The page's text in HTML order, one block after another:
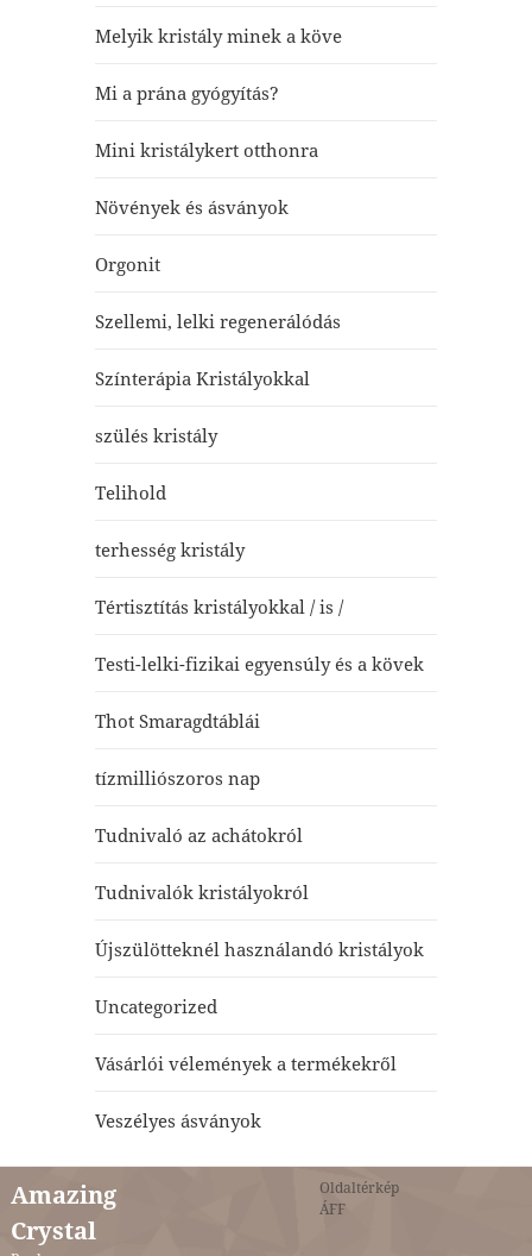
Melyik kristály minek a köve
Mi a prána gyógyítás?
Mini kristálykert otthonra
Növények és ásványok
Orgonit
Szellemi, lelki regenerálódás
Színterápia Kristályokkal
szülés kristály
Telihold
terhesség kristály
Tértisztítás kristályokkal / is /
Testi-lelki-fizikai egyensúly és a kövek
Thot Smaragdtáblái
tízmilliószoros nap
Tudnivaló az achátokról
Tudnivalók kristályokról
Újszülötteknél használandó kristályok
Uncategorized
Vásárlói vélemények a termékekről
Veszélyes ásványok
Amazing
Crystal
Oldaltérkép
ÁFF